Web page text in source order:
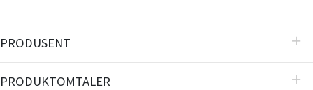
PRODUSENT
PRODUKTOMTALER